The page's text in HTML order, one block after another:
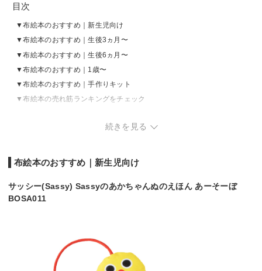
目次
布絵本のおすすめ｜新生児向け
布絵本のおすすめ｜生後3ヵ月〜
布絵本のおすすめ｜生後6ヵ月〜
布絵本のおすすめ｜1歳〜
布絵本のおすすめ｜手作りキット
布絵本の売れ筋ランキングをチェック
続きを見る
布絵本のおすすめ｜新生児向け
サッシー(Sassy) Sassyのあかちゃんぬのえほん あーそーぼ
BOSA011